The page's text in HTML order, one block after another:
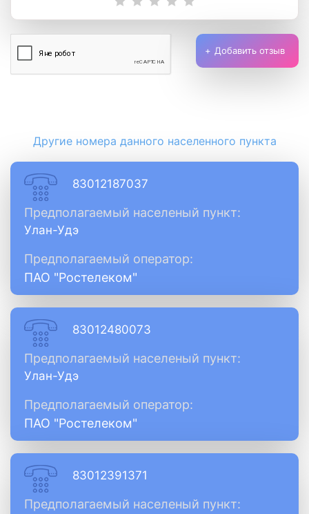
Добавить отзыв
Другие номера данного населенного пункта
83012187037
Предполагаемый населеный пункт:
Улан-Удэ
Предполагаемый оператор:
ПАО "Ростелеком"
83012480073
Предполагаемый населеный пункт:
Улан-Удэ
Предполагаемый оператор:
ПАО "Ростелеком"
83012391371
Предполагаемый населеный пункт: